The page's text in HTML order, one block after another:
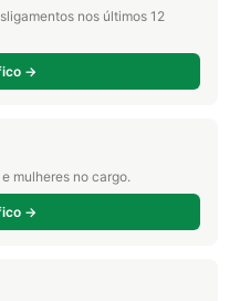
nos últimos 12
→
mulheres no cargo.
→